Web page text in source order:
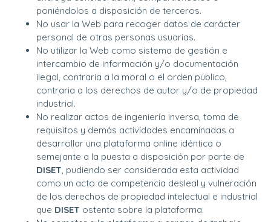
poniéndolos a disposición de terceros.
No usar la Web para recoger datos de carácter
personal de otras personas usuarias.
No utilizar la Web como sistema de gestión e
intercambio de información y/o documentación
ilegal, contraria a la moral o el orden público,
contraria a los derechos de autor y/o de propiedad
industrial.
No realizar actos de ingeniería inversa, toma de
requisitos y demás actividades encaminadas a
desarrollar una plataforma online idéntica o
semejante a la puesta a disposición por parte de
DISET, pudiendo ser considerada esta actividad
como un acto de competencia desleal y vulneración
de los derechos de propiedad intelectual e industrial
que DISET ostenta sobre la plataforma.